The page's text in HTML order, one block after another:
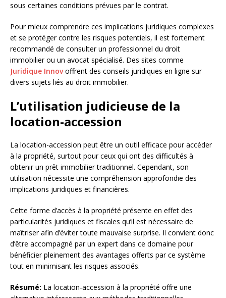
sous certaines conditions prévues par le contrat.
Pour mieux comprendre ces implications juridiques complexes
et se protéger contre les risques potentiels, il est fortement
recommandé de consulter un professionnel du droit
immobilier ou un avocat spécialisé. Des sites comme
Juridique Innovoffrent des conseils juridiques en ligne sur
divers sujets liés au droit immobilier.
L’utilisation judicieuse de la
location-accession
La location-accession peut être un outil efficace pour accéder
à la propriété, surtout pour ceux qui ont des difficultés à
obtenir un prêt immobilier traditionnel. Cependant, son
utilisation nécessite une compréhension approfondie des
implications juridiques et financières.
Cette forme d’accès à la propriété présente en effet des
particularités juridiques et fiscales qu’il est nécessaire de
maîtriser afin d’éviter toute mauvaise surprise. Il convient donc
d’être accompagné par un expert dans ce domaine pour
bénéficier pleinement des avantages offerts par ce système
tout en minimisant les risques associés.
Résumé: La location-accession à la propriété offre une